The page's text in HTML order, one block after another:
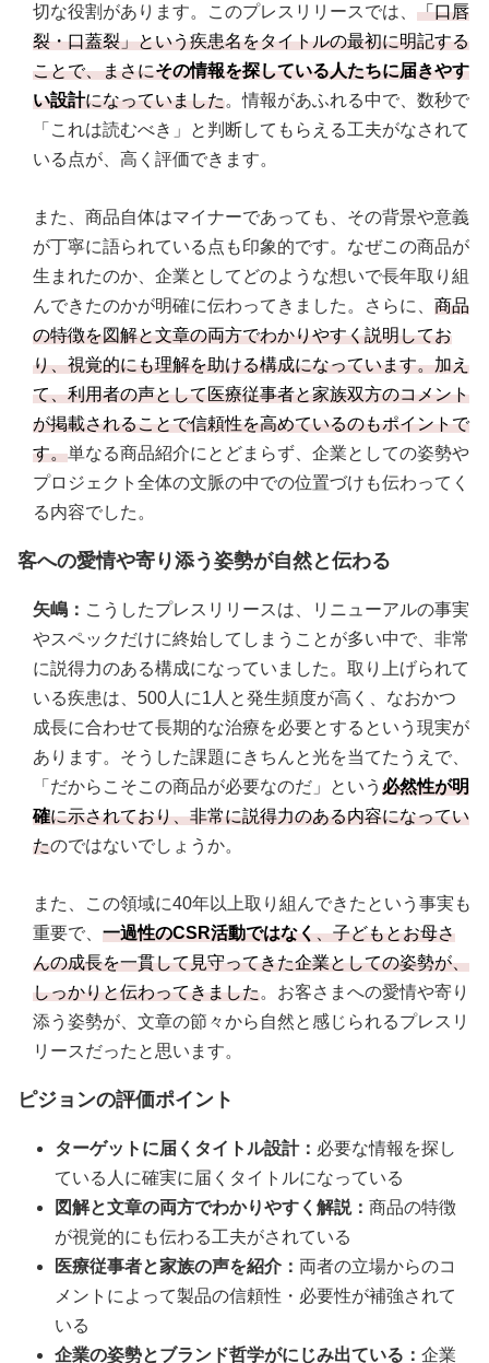
切な役割があります。このプレスリリースでは、 「口唇
裂・口蓋裂」という疾患名をタイトルの最初に明記する
ことで、まさにその情報を探している人たちに届きやす
い設計になっていました。情報があふれる中で、数秒で
「これは読むべき」と判断してもらえる工夫がなされて
いる点が、高く評価できます。
また、商品自体はマイナーであっても、その背景や意義
が丁寧に語られている点も印象的です。なぜこの商品が
生まれたのか、企業としてどのような想いで長年取り組
んできたのかが明確に伝わってきました。さらに、 商品
の特徴を図解と文章の両方でわかりやすく説明してお
り、視覚的にも理解を助ける構成になっています。加え
て、利用者の声として医療従事者と家族双方のコメント
が掲載されることで信頼性を高めているのもポイントで
す。単なる商品紹介にとどまらず、企業としての姿勢や
プロジェクト全体の文脈の中での位置づけも伝わってく
る内容でした。
客への愛情や寄り添う姿勢が自然と伝わる
矢嶋： こうしたプレスリリースは、リニューアルの事実
やスペックだけに終始してしまうことが多い中で、非常
に説得力のある構成になっていました。取り上げられて
いる疾患は、500人に1人と発生頻度が高く、なおかつ
成長に合わせて長期的な治療を必要とするという現実が
あります。そうした課題にきちんと光を当てたうえで、
「だからこそこの商品が必要なのだ」という 必然性が明
確に示されており、非常に説得力のある内容になってい
たのではないでしょうか。
また、この領域に40年以上取り組んできたという事実も
重要で、 一過性のCSR活動ではなく、子どもとお母さ
んの成長を一貫して見守ってきた企業としての姿勢が、
しっかりと伝わってきました。お客さまへの愛情や寄り
添う姿勢が、文章の節々から自然と感じられるプレスリ
リースだったと思います。
ピジョンの評価ポイント
ターゲットに届くタイトル設計： 必要な情報を探し
ている人に確実に届くタイトルになっている
図解と文章の両方でわかりやすく解説： 商品の特徴
が視覚的にも伝わる工夫がされている
医療従事者と家族の声を紹介： 両者の立場からのコ
メントによって製品の信頼性・必要性が補強されて
いる
企業の姿勢とブランド哲学がにじみ出ている： 企業